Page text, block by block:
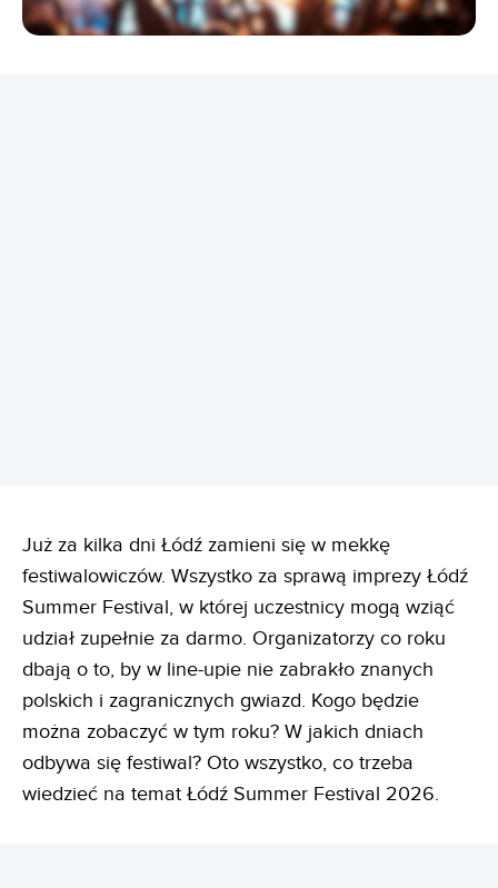
Już za kilka dni Łódź zamieni się w mekkę
festiwalowiczów. Wszystko za sprawą imprezy Łódź
Summer Festival, w której uczestnicy mogą wziąć
udział zupełnie za darmo. Organizatorzy co roku
dbają o to, by w line-upie nie zabrakło znanych
polskich i zagranicznych gwiazd. Kogo będzie
można zobaczyć w tym roku? W jakich dniach
odbywa się festiwal? Oto wszystko, co trzeba
wiedzieć na temat Łódź Summer Festival 2026.